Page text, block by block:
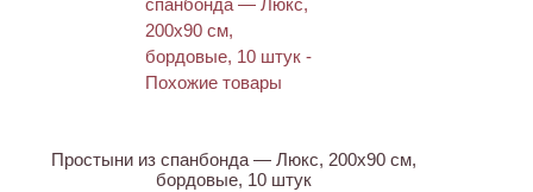
Простыни из спанбонда — Люкс, 200х90 см,
бордовые, 10 штук